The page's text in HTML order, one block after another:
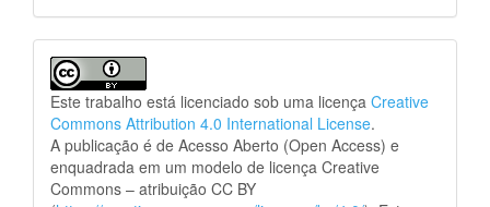
Este trabalho está licenciado sob uma licença Creative
Commons Attribution 4.0 International License.
A publicação é de Acesso Aberto (Open Access) e
enquadrada em um modelo de licença Creative
Commons – atribuição CC BY